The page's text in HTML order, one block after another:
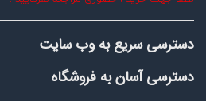
سایت